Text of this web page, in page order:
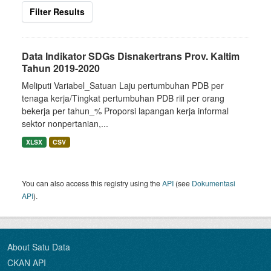
Filter Results
Data Indikator SDGs Disnakertrans Prov. Kaltim
Tahun 2019-2020
Meliputi Variabel_Satuan Laju pertumbuhan PDB per
tenaga kerja/Tingkat pertumbuhan PDB riil per orang
bekerja per tahun_% Proporsi lapangan kerja informal
sektor nonpertanian,...
XLSX CSV
You can also access this registry using theAPI (see Dokumentasi
API).
About Satu Data
CKAN API